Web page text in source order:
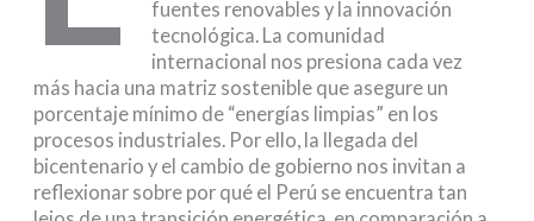
fuentes renovables y la innovación
tecnológica. La comunidad
internacional nos presiona cada vez
más hacia una matriz sostenible que asegure un
porcentaje mínimo de “energías limpias” en los
procesos industriales. Por ello, la llegada del
bicentenario y el cambio de gobierno nos invitan a
reflexionar sobre por qué el Perú se encuentra tan